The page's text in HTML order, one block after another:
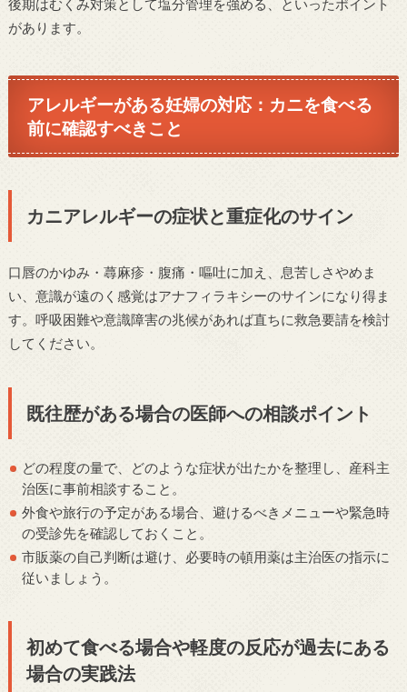
後期はむくみ対策として塩分管理を強める、といったポイント
があります。
アレルギーがある妊婦の対応：カニを食べる
前に確認すべきこと
カニアレルギーの症状と重症化のサイン
口唇のかゆみ・蕁麻疹・腹痛・嘔吐に加え、息苦しさやめま
い、意識が遠のく感覚はアナフィラキシーのサインになり得ま
す。呼吸困難や意識障害の兆候があれば直ちに救急要請を検討
してください。
既往歴がある場合の医師への相談ポイント
どの程度の量で、どのような症状が出たかを整理し、産科主
治医に事前相談すること。
外食や旅行の予定がある場合、避けるべきメニューや緊急時
の受診先を確認しておくこと。
市販薬の自己判断は避け、必要時の頓用薬は主治医の指示に
従いましょう。
初めて食べる場合や軽度の反応が過去にある
場合の実践法